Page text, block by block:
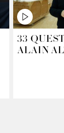
33
ALAIN